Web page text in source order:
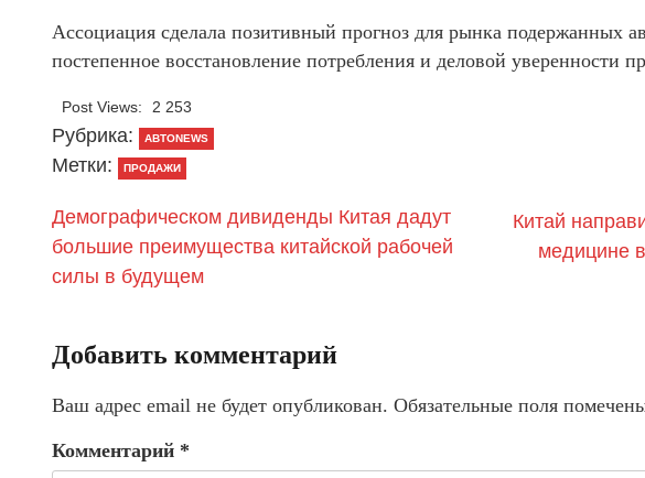
Ассоциация сделала позитивный прогноз для рынка подержанных
постепенное восстановление потребления и деловой уверенности
Post Views: 2 253
Рубрика: АВТОNEWS
Метки: ПРОДАЖИ
Демографическом дивиденды Китая дадут
большие преимущества китайской рабочей
силы в будущем
Китай
медицине
Добавить комментарий
Ваш адрес email не будет опубликован. Обязательные поля
Комментарий *